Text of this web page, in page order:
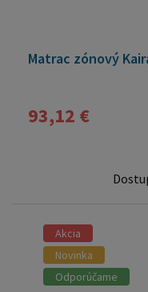
Matrac zónový
93,12 €
Akcia
Novinka
Odporúčame